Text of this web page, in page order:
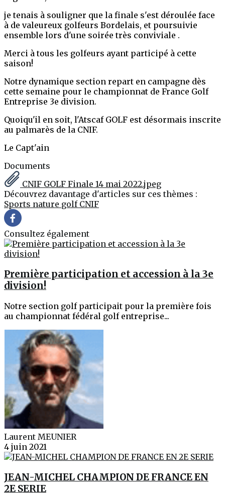
je tenais à souligner que la finale s'est déroulée face
à de valeureux golfeurs Bordelais, et poursuivie
ensemble lors d'une soirée très conviviale .
Merci à tous les golfeurs ayant participé à cette
saison!
Notre dynamique section repart en campagne dès
cette semaine pour le championnat de France Golf
Entreprise 3e division.
Quoiqu'il en soit, l'Atscaf GOLF est désormais inscrite
au palmarès de la CNIF.
Le Capt'ain
Documents
CNIF GOLF Finale 14 mai 2022.jpeg
Découvrez davantage d'articles sur ces thèmes :
Sports nature golf CNIF
Consultez également
Première participation et accession à la 3e
division!
Notre section golf participait pour la première fois
au championnat fédéral golf entreprise...
Laurent MEUNIER
4 juin 2021
JEAN-MICHEL CHAMPION DE FRANCE EN
2E SERIE